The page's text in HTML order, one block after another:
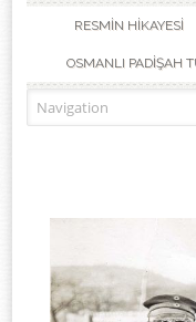
RESMİN HİKAYESİ
OSMANLI PADİŞAH